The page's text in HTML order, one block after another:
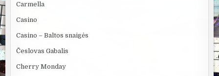
Carmella
Casino
Casino – Baltos snaigės
Česlovas Gabalis
Cherry Monday